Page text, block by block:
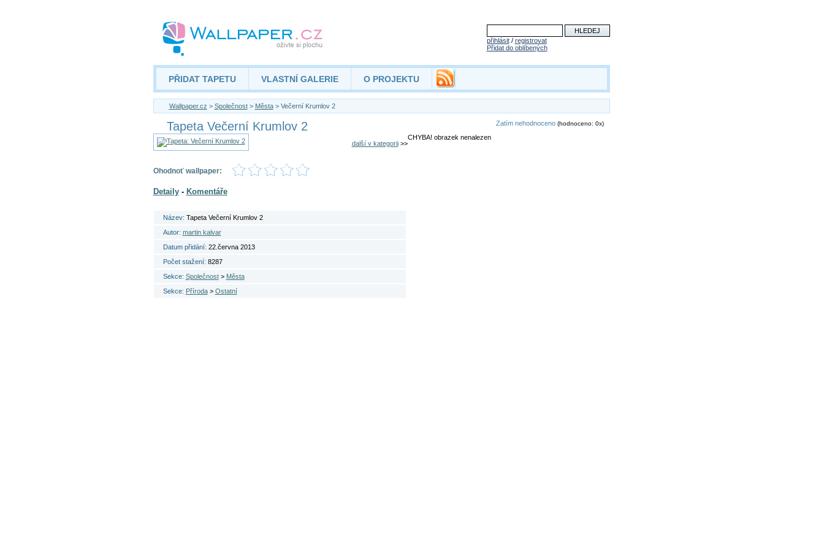
přihlásit/ registrovat
Přidat do oblíbených
PŘIDAT TAPETU VLASTNÍ GALERIE O PROJEKTU
Wallpaper.cz > Společnost> Města> Večerní Krumlov 2
Tapeta Večerní Krumlov 2 Zatím nehodnoceno (hodnoceno: 0x)
další v kategorii>>
Ohodnoť wallpaper:
Detaily- Komentáře
Název: Tapeta Večerní Krumlov 2
Autor: martin kalvar
Datum přidání: 22.června 2013
Počet stažení: 8287
Sekce: Společnost> Města
Sekce: Příroda> Ostatní
CHYBA! obrazek nenalezen